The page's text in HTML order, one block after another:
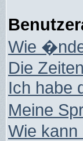
Wie
Die
Ich habe
Meine
Wie kann